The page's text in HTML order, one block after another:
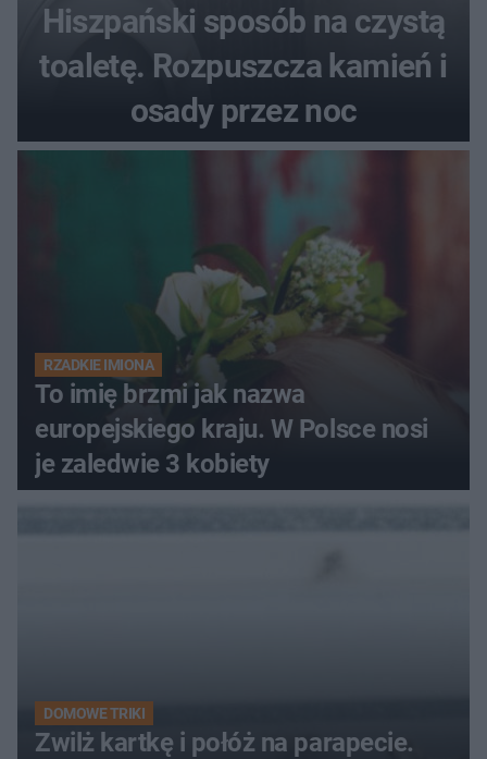
Hiszpański sposób na czystą
toaletę. Rozpuszcza kamień i
osady przez noc
RZADKIE IMIONA
To imię brzmi jak nazwa
europejskiego kraju. W Polsce nosi
je zaledwie 3 kobiety
DOMOWE TRIKI
Zwilż kartkę i połóż na parapecie.